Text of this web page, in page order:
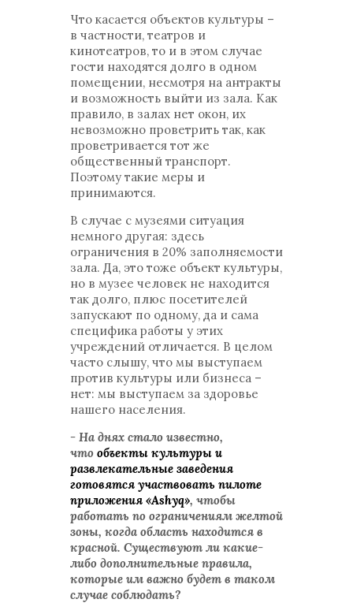
Что касается объектов культуры –
в частности, театров и
кинотеатров, то и в этом случае
гости находятся долго в одном
помещении, несмотря на антракты
и возможность выйти из зала. Как
правило, в залах нет окон, их
невозможно проветрить так, как
проветривается тот же
общественный транспорт.
Поэтому такие меры и
принимаются.
В случае с музеями ситуация
немного другая: здесь
ограничения в 20% заполняемости
зала. Да, это тоже объект культуры,
но в музее человек не находится
так долго, плюс посетителей
запускают по одному, да и сама
специфика работы у этих
учреждений отличается. В целом
часто слышу, что мы выступаем
против культуры или бизнеса –
нет: мы выступаем за здоровье
нашего населения.
- На днях стало известно,
что объекты культуры и
развлекательные заведения
готовятся участвовать пилоте
приложения «Ashyq», чтобы
работать по ограничениям желтой
зоны, когда область находится в
красной. Существуют ли какие-
либо дополнительные правила,
которые им важно будет в таком
случае соблюдать?